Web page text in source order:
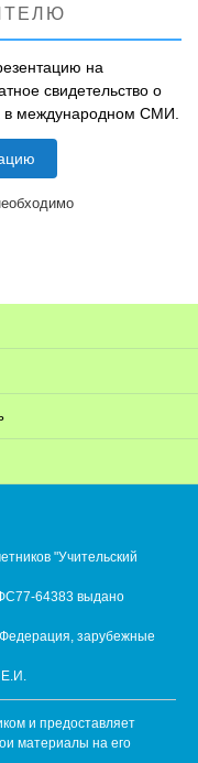
на
свидетельство о
в международном СМИ.
"Учительский
64383 выдано
зарубежные
Е.И.
и предоставляет
материалы на его